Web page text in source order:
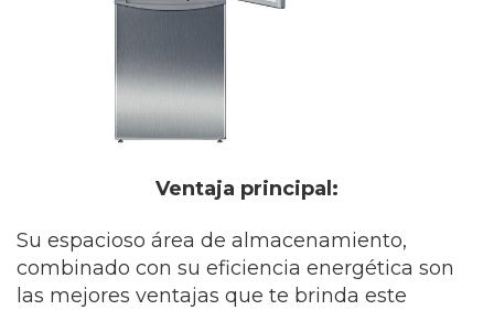
Ventaja principal:
Su espacioso área de almacenamiento,
combinado con su eficiencia energética son
las mejores ventajas que te brinda este